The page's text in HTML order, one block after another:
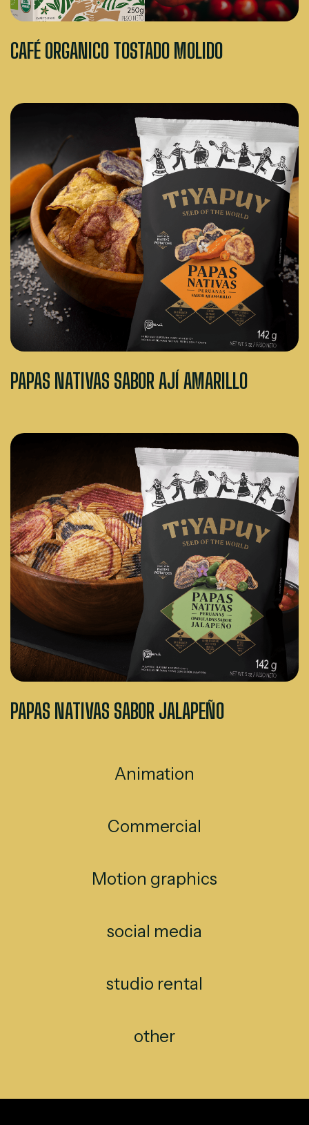
Animation
Commercial
Motion graphics
social media
studio rental
other
CAFÉ ORGANICO TOSTADO MOLIDO
PAPAS NATIVAS SABOR AJÍ AMARILLO
PAPAS NATIVAS SABOR JALAPEÑO